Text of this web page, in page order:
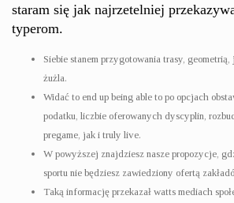
staram się jak najrzetelniej
typerom.
Siebie stanem przygotowania trasy,
żużla.
Widać to end up being able to po opcjach
podatku, liczbie oferowanych dyscyplin,
pregame, jak i truly live.
W powyższej znajdziesz nasze propozycje,
sportu nie będziesz zawiedziony ofertą
Taką informację przekazał watts mediach